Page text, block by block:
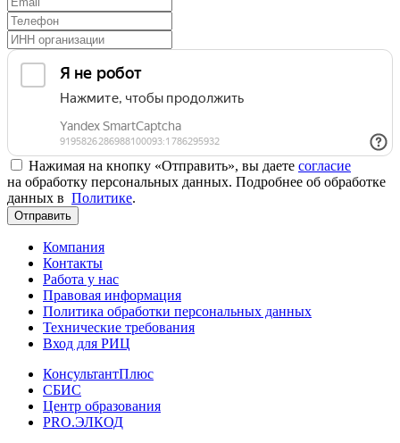
Нажимая на кнопку «Отправить», вы даете согласие
на обработку персональных данных. Подробнее об обработке
данных в Политике.
Отправить
Компания
Контакты
Работа у нас
Правовая информация
Политика обработки персональных данных
Технические требования
Вход для РИЦ
КонсультантПлюс
СБИС
Центр образования
PRO.ЭЛКОД